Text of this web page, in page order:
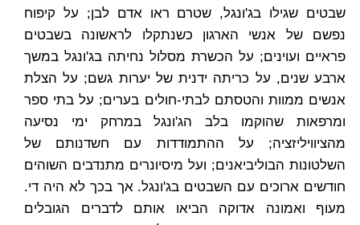
שבטים שגילו בג'ונגל, שטרם ראו אדם לבן; על קיפוח
נפשם של אנשי הארגון כשנתקלו לראשונה בשבטים
פראיים ועוינים; על הכשרת מסלול נחיתה בג'ונגל במשך
ארבע שנים, על כריתה ידנית של יערות גשם; על הצלת
אנשים ממוות והטסתם לבתי-חולים בערים; על בתי ספר
ומרפאות שהוקמו בלב הג'ונגל במרחק ימי נסיעה
מהציוויליזציה; על ההתמודדות עם חשדנותם של
השלטונות הבוליביאנים; ועל מיסיונרים מתנדבים השוהים
חודשים ארוכים עם השבטים בג'ונגל. אך בכך לא היה די.
מעוף ואמונה אדוקה הביאו אותם לדברים הגובלים